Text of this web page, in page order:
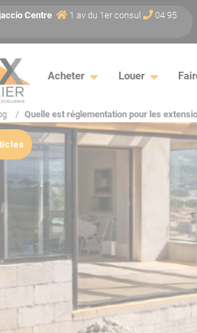
Centre 1 av du 1er consul
04 95
Acheter Louer
Quelle est réglementation pour les